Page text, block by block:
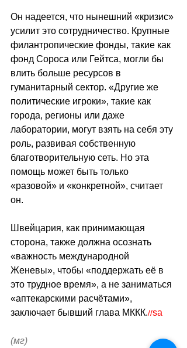
Он надеется, что нынешний «кризис»
усилит это сотрудничество. Крупные
филантропические фонды, такие как
фонд Сороса или Гейтса, могли бы
влить больше ресурсов в
гуманитарный сектор. «Другие же
политические игроки», такие как
города, регионы или даже
лаборатории, могут взять на себя эту
роль, развивая собственную
благотворительную сеть. Но эта
помощь может быть только
«разовой» и «конкретной», считает
он.
Швейцария, как принимающая
сторона, также должна осознать
«важность международной
Женевы», чтобы «поддержать её в
это трудное время», а не заниматься
«аптекарскими расчётами»,
заключает бывший глава МККК.//sa
(мг)